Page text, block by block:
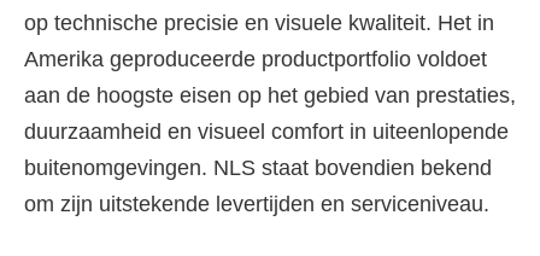
op technische precisie en visuele kwaliteit. Het in
Amerika geproduceerde productportfolio voldoet
aan de hoogste eisen op het gebied van prestaties,
duurzaamheid en visueel comfort in uiteenlopende
buitenomgevingen. NLS staat bovendien bekend
om zijn uitstekende levertijden en serviceniveau.